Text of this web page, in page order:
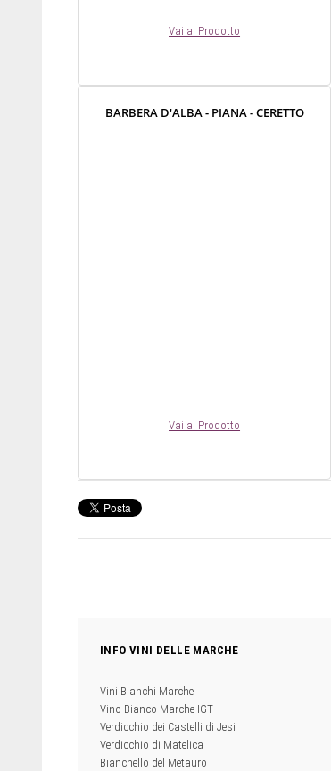
Vai al Prodotto
BARBERA D'ALBA - PIANA - CERETTO
Vai al Prodotto
INFO VINI DELLE MARCHE
Vini Bianchi Marche
Vino Bianco Marche IGT
Verdicchio dei Castelli di Jesi
Verdicchio di Matelica
Bianchello del Metauro